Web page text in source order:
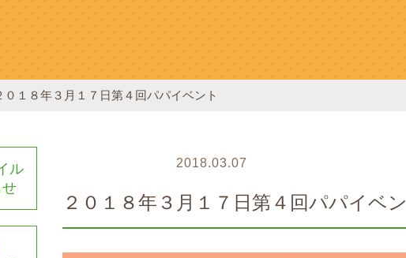
０１８年３月１７日第４回パパイベント
2018.03.07
２０１８年３月１７日第４回パパイベ
ル